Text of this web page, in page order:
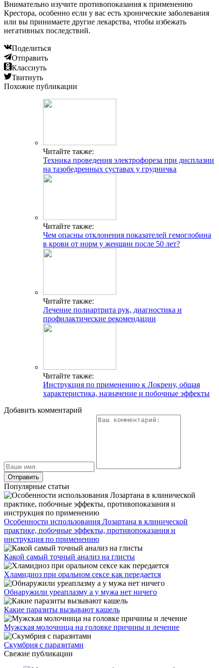
Внимательно изучите противопоказания к применению
Крестора, особенно если у вас есть хронические заболевания
или вы принимаете другие лекарства, чтобы избежать
негативных последствий.
Поделиться
Отправить
Класснуть
Твитнуть
Похожие публикации
Читайте также:
Техника проведения электрофореза при дисплазии
на тазобедренных суставах у грудничка
Читайте также:
Чем опасны отклонения показателей гемоглобина
в крови от норм у женщин после 50 лет?
Читайте также:
Лечение полиартрита рук, диагностика и
профилактические рекомендации
Читайте также:
Инструкция по применению к Локрену, общая
характеристика, назначение и побочные эффекты
Добавить комментарий
Популярные статьи
Особенности использования Лозартана в клинической
практике, побочные эффекты, противопоказания и
инструкция по применению
Какой самый точный анализ на глисты
Хламидиоз при оральном сексе как передается
Обнаружили уреаплазму а у мужа нет ничего
Какие паразиты вызывают кашель
Мужская молочница на головке причины и лечение
Скумбрия с паразитами
Свежие публикации